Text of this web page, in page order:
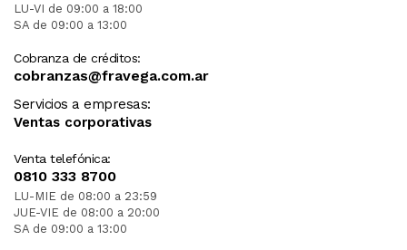
LU-VI de 09:00 a 18:00
SA de 09:00 a 13:00
Cobranza de créditos:
cobranzas@fravega.com.ar
Servicios a empresas:
Ventas corporativas
Venta telefónica:
0810 333 8700
LU-MIE de 08:00 a 23:59
JUE-VIE de 08:00 a 20:00
SA de 09:00 a 13:00